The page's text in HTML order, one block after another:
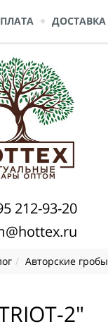
ДОСТАВКА
212-93-20
Авторские гробы
2"